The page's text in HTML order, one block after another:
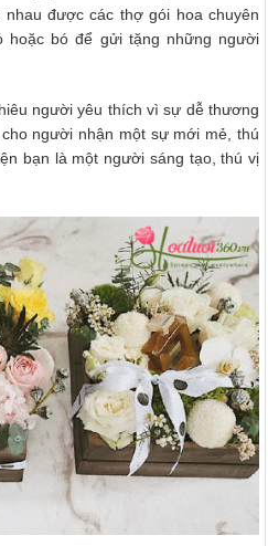
được các thợ gói hoa chuyên
hoặc bó để gửi tặng những người
người yêu thích vì sự dễ thương
người nhận một sự mới mẻ, thú
bạn là một người sáng tạo, thú vị